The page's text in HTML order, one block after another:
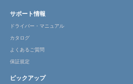
サポート情報
ドライバー・マニュアル
カタログ
よくあるご質問
保証規定
ピックアップ